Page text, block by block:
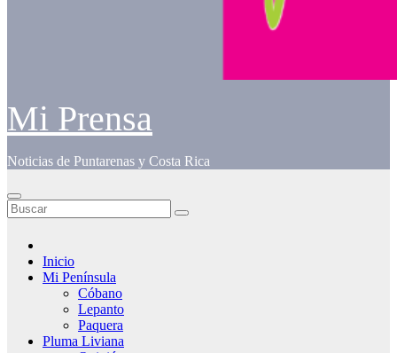
Mi Prensa
Noticias de Puntarenas y Costa Rica
Inicio
Mi Península
Cóbano
Lepanto
Paquera
Pluma Liviana